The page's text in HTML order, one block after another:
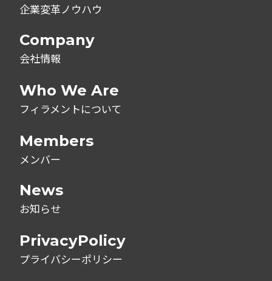
企業変革ノウハウ
Company
会社情報
Who We Are
フィラメントについて
Members
メンバー
News
お知らせ
PrivacyPolicy
プライバシーポリシー